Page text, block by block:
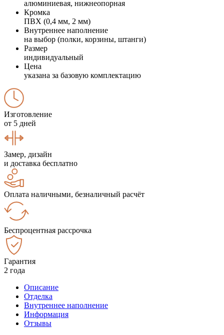
алюминиевая, нижнеопорная
Кромка
ПВХ (0,4 мм, 2 мм)
Внутреннее наполнение
на выбор (полки, корзины, штанги)
Размер
индивидуальный
Цена
указана за базовую комплектацию
Изготовление
от 5 дней
Замер, дизайн
и доставка бесплатно
Оплата наличными, безналичный расчёт
Беспроцентная рассрочка
Гарантия
2 года
Описание
Отделка
Внутреннее наполнение
Информация
Отзывы